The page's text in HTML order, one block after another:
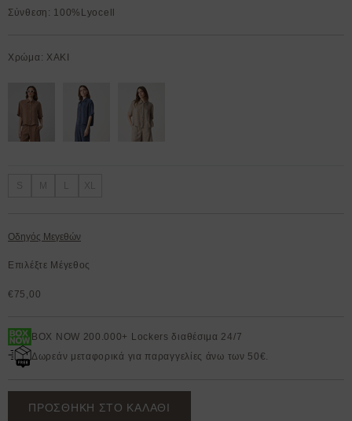
Σύνθεση: 100%Lyocell
Χρώμα: ΧΑΚΙ
Οδηγός Μεγεθών
Επιλέξτε Μέγεθος
€75,00
BOX NOW 200.000+ Lockers διαθέσιμα 24/7
Δωρεάν μεταφορικά για παραγγελίες άνω των 50€.
ΠΡΟΣΘΗΚΗ ΣΤΟ ΚΑΛΑΘΙ